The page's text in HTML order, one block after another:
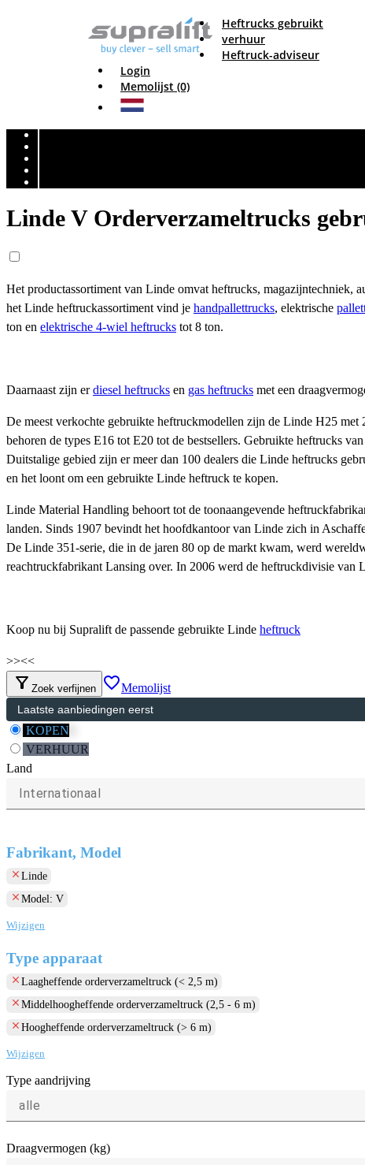
Heftrucks gebruikt
verhuur
Heftruck-adviseur
Login
Memolijst (0)
Linde V Orderverzameltrucks
Het productassortiment van Linde omvat heftrucks, magazijntechniek,
het Linde heftruckassortiment vind je handpallettrucks, elektrische
ton en elektrische 4-wiel heftrucks tot 8 ton.
Daarnaast zijn erdiesel heftrucks en gas heftrucks met een
De meest verkochte gebruikte heftruckmodellen zijn de Linde H25
behoren de types E16 tot E20 tot de bestsellers. Gebruikte heftrucks
Duitstalige gebied zijn er meer dan 100 dealers die Linde heftrucks
en het loont om een gebruikte Linde heftruck te kopen.
Linde Material Handling behoort tot de toonaangevende
landen. Sinds 1907 bevindt het hoofdkantoor van Linde zich in
De Linde 351-serie, die in de jaren 80 op de markt kwam, werd
reachtruckfabrikant Lansing over. In 2006 werd de heftruckdivisie
Koop nu bij Supralift de passende gebruikte Linde heftruck
>><<
filter_alt Zoek verfijnen favorite_borderMemolijst
KOPEN
VERHUUR
Land
Internationaal
Fabrikant, Model
clear Linde
clear Model: V
Wijzigen
Type apparaat
clear Laagheffende orderverzameltruck (< 2,5 m)
clear Middelhoogheffende orderverzameltruck (2,5 - 6 m)
clear Hoogheffende orderverzameltruck (> 6 m)
Wijzigen
Type aandrijving
alle
Draagvermogen (kg)